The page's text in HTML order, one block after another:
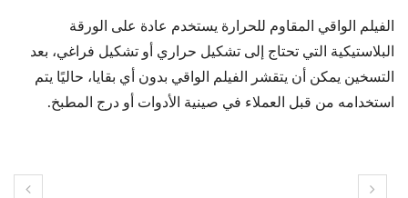
الفيلم الواقي المقاوم للحرارة يستخدم عادة على الورقة
البلاستيكية التي تحتاج إلى تشكيل حراري أو تشكيل فراغي، بعد
التسخين يمكن أن يتقشر الفيلم الواقي بدون أي بقايا، حاليًا يتم
استخدامه من قبل العملاء في صينية الأدوات أو درج المطبخ.